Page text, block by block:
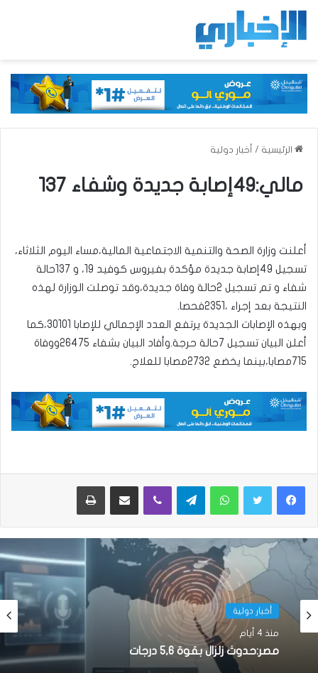
الرئيسية / أخبار دولية
مالي:49إصابة جديدة وشفاء 137
أعلنت وزارة الصحة والتنمية الاجتماعية المالية،مساء اليوم الثلاثاء،
تسجيل 49إصابة جديدة مؤكدة بفيروس كوفيد 19، و 137حالة
شفاء و تم تسجيل 2حالة وفاة جديدة،وقد توصلت الوزارة لهذه
النتيجة بعد إجراء ،2351فحصا.
وبهذه الإصابات الجديدة يرتفع العدد الإجمالي للإصابا 30101،كما
أعلن البيان تسجيل 7حالة حرجة.وأفاد البيان بشفاء 26475ووفاة
715مصابا،بينما يخضع 2732مصابا للعلاج.
واتساب تيلقرام ڤايبر مشاركة عبر البريد طباعة
أخبار دولية
منذ 4 أيام
مصر:حدوث زلزال بقوة 5,6 درجات